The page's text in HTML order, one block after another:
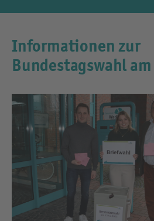
Informationen zur
Bundestagswahl